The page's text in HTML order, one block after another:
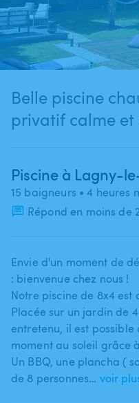
Belle piscine
privatif calme et
Piscine à Lagny-
15 baigneurs • 4 heures
Répond en moins de
Envie d'un moment de
: bienvenue chez nous !
Notre piscine de 8x4 est
Placée sur un jardin de
entretenu​,​ il est
moment au soleil grâce
Un BBQ​,​ une plancha (
de 8 personnes… voir